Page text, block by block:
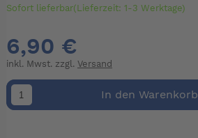
Sofort lieferbar(Lieferzeit: 1-3 Werktage)
6,90 €
inkl. Mwst. zzgl. Versand
In den Warenkorb